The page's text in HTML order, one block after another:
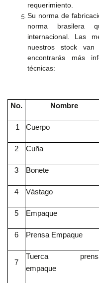
CON
CUELLO
900
CIEGA
900
CON
CUELLO
requerimiento.
Su norma de
norma brasilera
internacional. Las
nuestros stock
encontrarás más
técnicas:
No. Nombre
1 Cuerpo
2 Cuña
3 Bonete
4 Vástago
5 Empaque
6 Prensa Empaque
7
Tuerca
empaque